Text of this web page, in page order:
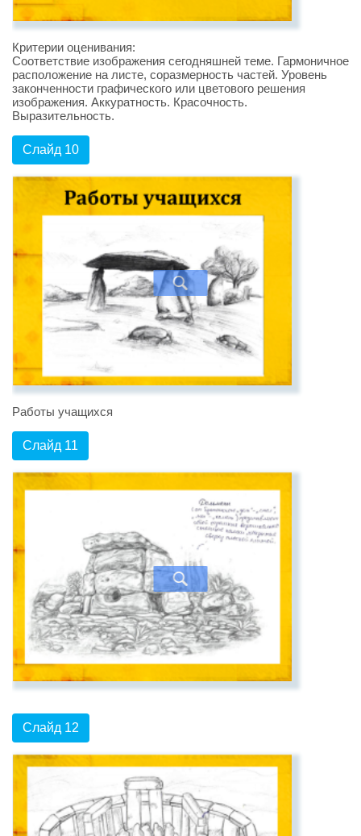
Критерии оценивания:
Соответствие изображения сегодняшней теме. Гармоничное
расположение на листе, соразмерность частей. Уровень
законченности графического или цветового решения
изображения. Аккуратность. Красочность.
Выразительность.
Слайд 10
Работы учащихся
Слайд 11
Слайд 12